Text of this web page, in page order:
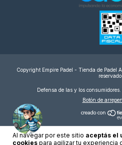
Al navegar por este sitio aceptás el
cookies para agilizar tu experiencia
Copyright Empire Padel - Tienda de Padel
Defensa de las y los
Botón de